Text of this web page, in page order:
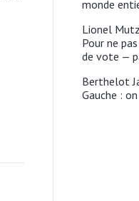
monde
Lionel
Pour ne
de vote —
Berthelot
Gauche :